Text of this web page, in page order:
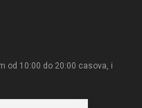
od 10:00 do 20:00 casova, i